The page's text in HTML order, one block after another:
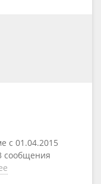
с 01.04.2015
сообщения